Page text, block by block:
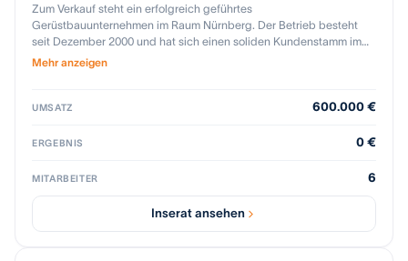
Zum Verkauf steht ein erfolgreich geführtes
Gerüstbauunternehmen im Raum Nürnberg. Der Betrieb besteht
seit Dezember 2000 und hat sich einen soliden Kundenstamm im
gewerblichen sowie privaten Bereich aufgebaut. Der Verkauf
Bestehende Kundenbeziehungen und laufende Aufträge
Gute regionale Marktposition • Solide Auftragslage mit weiterem
Unterstützung bei der Übergabe sind auf Wunsch möglich, um
Verhandlungsbasis (VB) Bei ernsthaftem Interesse freuen wir uns
über Ihre Kontaktaufnahme. Diskretion wird selbstverständlich
Mehr anzeigen
UMSATZ 600.000 €
ERGEBNIS 0 €
MITARBEITER 6
Inserat ansehen